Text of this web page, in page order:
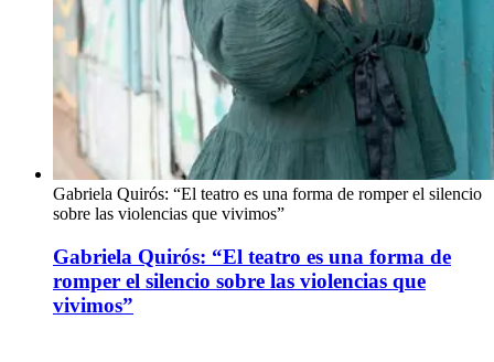
Gabriela Quirós: “El teatro es una forma de romper el silencio
sobre las violencias que vivimos”
Gabriela Quirós: “El teatro es una forma de
romper el silencio sobre las violencias que
vivimos”